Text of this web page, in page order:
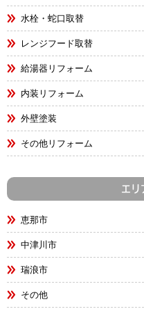
水栓・蛇口取替
レンジフード取替
給湯器リフォーム
内装リフォーム
外壁塗装
その他リフォーム
エリ
恵那市
中津川市
瑞浪市
その他